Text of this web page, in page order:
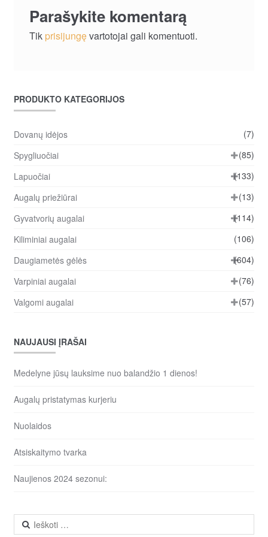
Parašykite komentarą
Tik prisijungęvartotojai gali komentuoti.
PRODUKTO KATEGORIJOS
Dovanų idėjos
(7)
Spygliuočiai
(85)
Lapuočiai
(133)
Augalų priežiūrai
(13)
Gyvatvorių augalai
(114)
Kiliminiai augalai
(106)
Daugiametės gėlės
(604)
Varpiniai augalai
(76)
Valgomi augalai
(57)
NAUJAUSI ĮRAŠAI
Medelyne jūsų lauksime nuo balandžio 1 dienos!
Augalų pristatymas kurjeriu
Nuolaidos
Atsiskaitymo tvarka
Naujienos 2024 sezonui:
Ieškoti: